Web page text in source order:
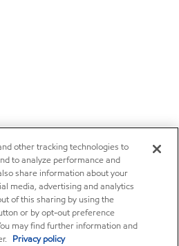
other tracking technologies to
to analyze performance and
share information about your
media, advertising and analytics
of this sharing by using the
or by opt-out preference
may find further information and
Privacy policy